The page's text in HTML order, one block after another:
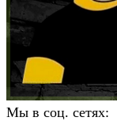
Мы в соц. сетях: